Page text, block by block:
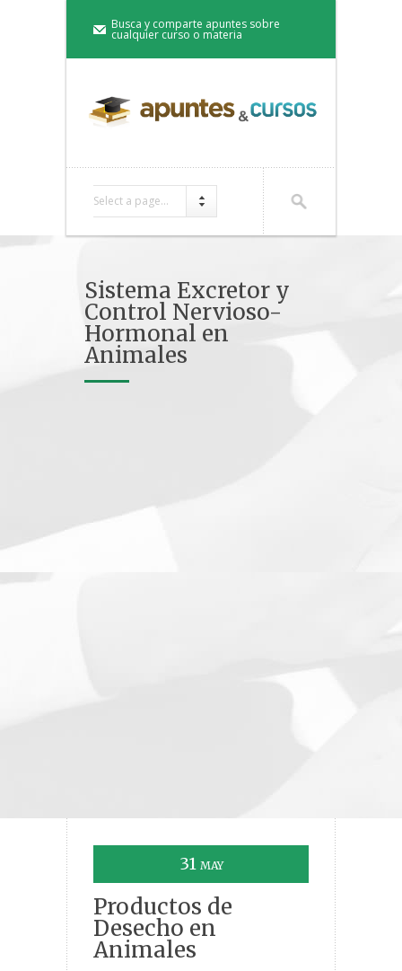
Busca y comparte apuntes sobre
cualquier curso o materia
Select a page...
Sistema Excretor y
Control Nervioso-
Hormonal en
Animales
31 MAY
Productos de
Desecho en
Animales